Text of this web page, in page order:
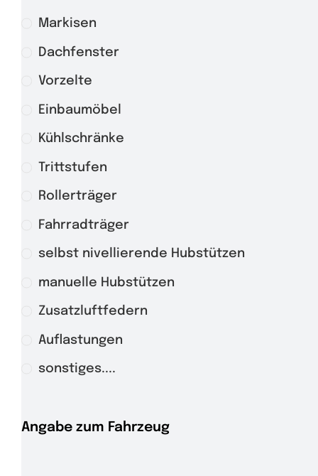
Markisen
Dachfenster
Vorzelte
Einbaumöbel
Kühlschränke
Trittstufen
Rollerträger
Fahrradträger
selbst nivellierende Hubstützen
manuelle Hubstützen
Zusatzluftfedern
Auflastungen
sonstiges....
Angabe zum Fahrzeug